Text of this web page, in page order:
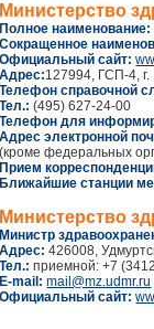
Министерство
Полное наименование:
Сокращенное
Официальный сайт:
Адрес:127994, ГСП-4,
Телефон справочной
Тел.: (495) 627-24-00
Телефон для
Адрес электронной
(кроме федеральных
Прием
Ближайшие станции
Министерство
Министр
Адрес: 426008,
Тел.: приемной: +7
E-mail: mail@mz.udmr.ru
Официальный сайт: